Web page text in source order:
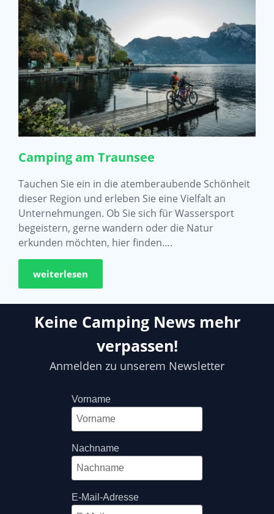
Camping am Traunsee
Tauchen Sie ein in die atemberaubende Schönheit
dieser Region und erleben Sie eine Vielfalt an
Unternehmungen. Ob Sie sich für Wassersport
begeistern, gerne wandern oder die Natur
erkunden möchten, hier finden….
weiterlesen
Keine Camping News mehr
verpassen!
Anmelden zu unserem Newsletter
Vorname
Nachname
E-Mail-Adresse